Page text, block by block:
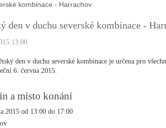
kombinace - Harrachov
den v duchu severské kombinace -
13:00
den v duchu severské kombinace je určena pro
6. června 2015.
a místo konání
2015 od 13:00 do 17:00